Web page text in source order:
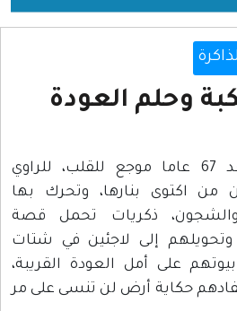
وحلم العودة
الحديث عن النكبة بعد 67 عاما موجع للقلب، للراوي
من اكتوى بنارها، وتحرك بها
والشجون، ذكريات تحمل قصة
إلى لاجئين في شتات
على أمل العودة القريبة،
حكاية أرض لن تنسى على مر